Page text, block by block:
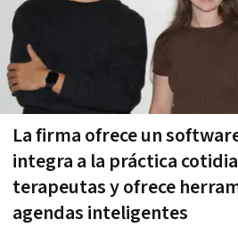
La firma ofrece un
integra a la práctica
terapeutas y ofrece
agendas inteligentes